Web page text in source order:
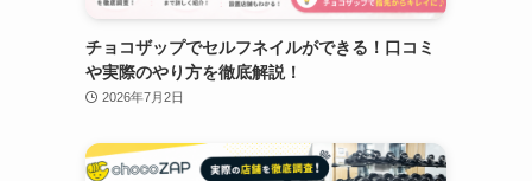
チョコザップでセルフネイルができる！口コミ
や実際のやり方を徹底解説！
2026年7月2日